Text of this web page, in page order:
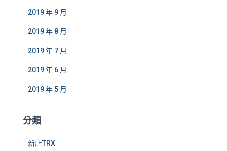
2019 年 9 月
2019 年 8 月
2019 年 7 月
2019 年 6 月
2019 年 5 月
分類
新店TRX